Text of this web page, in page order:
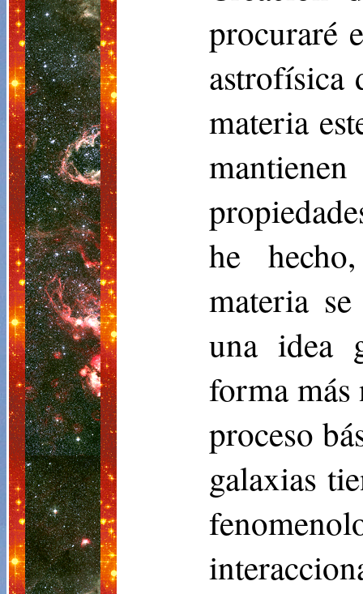
procuraré
astrofísica
materia
he
materia
una idea
forma
proceso
galaxias